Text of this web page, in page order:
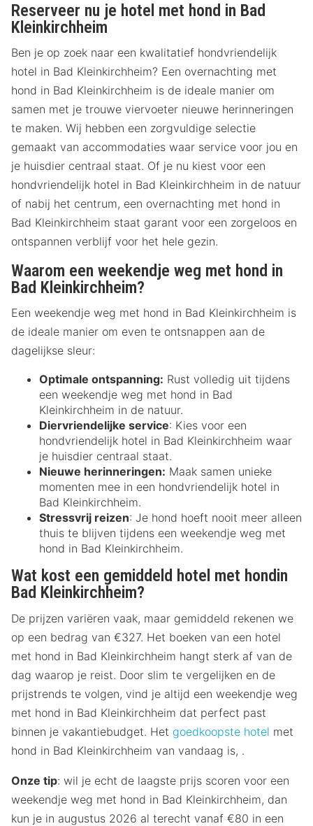
Reserveer nu je hotel met hond in Bad
Kleinkirchheim
Ben je op zoek naar een kwalitatief hondvriendelijk
hotel in Bad Kleinkirchheim? Een overnachting met
hond in Bad Kleinkirchheim is de ideale manier om
samen met je trouwe viervoeter nieuwe herinneringen
te maken. Wij hebben een zorgvuldige selectie
gemaakt van accommodaties waar service voor jou en
je huisdier centraal staat. Of je nu kiest voor een
hondvriendelijk hotel in Bad Kleinkirchheim in de natuur
of nabij het centrum, een overnachting met hond in
Bad Kleinkirchheim staat garant voor een zorgeloos en
ontspannen verblijf voor het hele gezin.
Waarom een weekendje weg met hond in
Bad Kleinkirchheim?
Een weekendje weg met hond in Bad Kleinkirchheim is
de ideale manier om even te ontsnappen aan de
dagelijkse sleur:
Optimale ontspanning: Rust volledig uit tijdens
een weekendje weg met hond in Bad
Kleinkirchheim in de natuur.
Diervriendelijke service: Kies voor een
hondvriendelijk hotel in Bad Kleinkirchheim waar
je huisdier centraal staat.
Nieuwe herinneringen: Maak samen unieke
momenten mee in een hondvriendelijk hotel in
Bad Kleinkirchheim.
Stressvrij reizen: Je hond hoeft nooit meer alleen
thuis te blijven tijdens een weekendje weg met
hond in Bad Kleinkirchheim.
Wat kost een gemiddeld hotel met hondin
Bad Kleinkirchheim?
De prijzen variëren vaak, maar gemiddeld rekenen we
op een bedrag van €327. Het boeken van een hotel
met hond in Bad Kleinkirchheim hangt sterk af van de
dag waarop je reist. Door slim te vergelijken en de
prijstrends te volgen, vind je altijd een weekendje weg
met hond in Bad Kleinkirchheim dat perfect past
binnen je vakantiebudget. Het goedkoopste hotel met
hond in Bad Kleinkirchheim van vandaag is, .
Onze tip: wil je echt de laagste prijs scoren voor een
weekendje weg met hond in Bad Kleinkirchheim, dan
kun je in augustus 2026 al terecht vanaf €80 in een